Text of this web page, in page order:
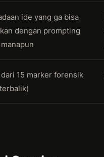
ide yang ga bisa
dengan prompting
15 marker forensik